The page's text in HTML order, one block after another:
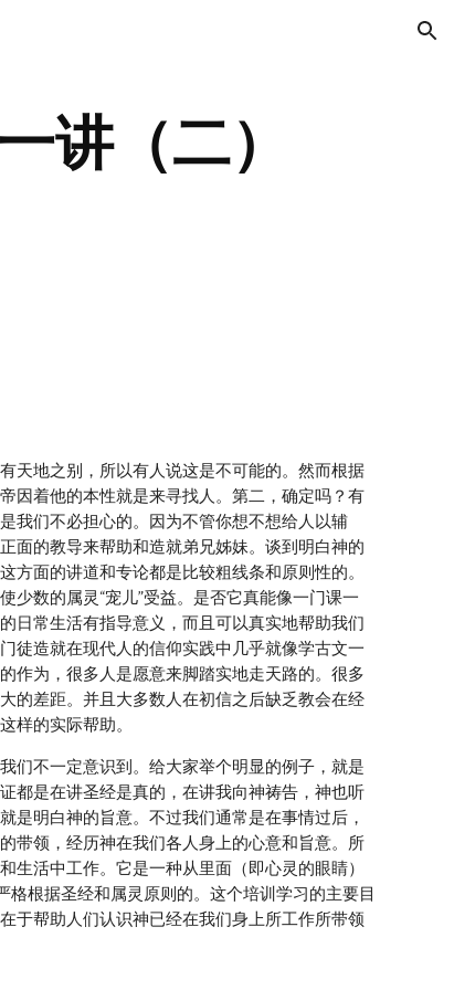
讲（二）
天地之别，所以有人说这是不可能的。然而根据
因着他的本性就是来寻找人。第二，确定吗？有
我们不必担心的。因为不管你想不想给人以辅
面的教导来帮助和造就弟兄姊妹。谈到明白神的
面的讲道和专论都是比较粗线条和原则性的。
数的属灵“宠儿”受益。是否它真能像一门课一
日常生活有指导意义，而且可以真实地帮助我们
徒造就在现代人的信仰实践中几乎就像学古文一
作为，很多人是愿意来脚踏实地走天路的。很多
的差距。并且大多数人在初信之后缺乏教会在经
样的实际帮助。
们不一定意识到。给大家举个明显的例子，就是
都是在讲圣经是真的，在讲我向神祷告，神也听
是明白神的旨意。不过我们通常是在事情过后，
带领，经历神在我们各人身上的心意和旨意。所
活中工作。它是一种从里面（即心灵的眼睛）
根据圣经和属灵原则的。这个培训学习的主要目
于帮助人们认识神已经在我们身上所工作所带领